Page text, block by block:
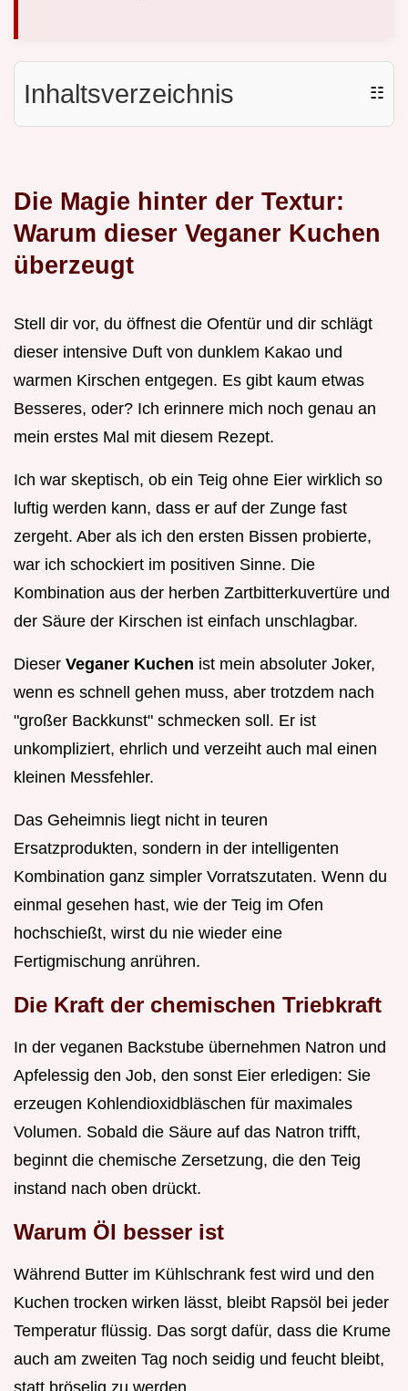
Inhaltsverzeichnis ☷
Die Magie hinter der Textur:
Warum dieser Veganer Kuchen
überzeugt
Stell dir vor, du öffnest die Ofentür und dir schlägt
dieser intensive Duft von dunklem Kakao und
warmen Kirschen entgegen. Es gibt kaum etwas
Besseres, oder? Ich erinnere mich noch genau an
mein erstes Mal mit diesem Rezept.
Ich war skeptisch, ob ein Teig ohne Eier wirklich so
luftig werden kann, dass er auf der Zunge fast
zergeht. Aber als ich den ersten Bissen probierte,
war ich schockiert im positiven Sinne. Die
Kombination aus der herben Zartbitterkuvertüre und
der Säure der Kirschen ist einfach unschlagbar.
Dieser Veganer Kuchen ist mein absoluter Joker,
wenn es schnell gehen muss, aber trotzdem nach
"großer Backkunst" schmecken soll. Er ist
unkompliziert, ehrlich und verzeiht auch mal einen
kleinen Messfehler.
Das Geheimnis liegt nicht in teuren
Ersatzprodukten, sondern in der intelligenten
Kombination ganz simpler Vorratszutaten. Wenn du
einmal gesehen hast, wie der Teig im Ofen
hochschießt, wirst du nie wieder eine
Fertigmischung anrühren.
Die Kraft der chemischen Triebkraft
In der veganen Backstube übernehmen Natron und
Apfelessig den Job, den sonst Eier erledigen: Sie
erzeugen Kohlendioxidbläschen für maximales
Volumen. Sobald die Säure auf das Natron trifft,
beginnt die chemische Zersetzung, die den Teig
instand nach oben drückt.
Warum Öl besser ist
Während Butter im Kühlschrank fest wird und den
Kuchen trocken wirken lässt, bleibt Rapsöl bei jeder
Temperatur flüssig. Das sorgt dafür, dass die Krume
auch am zweiten Tag noch seidig und feucht bleibt,
statt bröselig zu werden.